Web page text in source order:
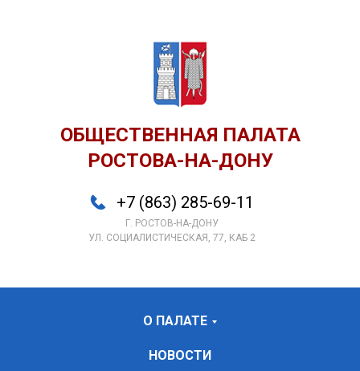
ОБЩЕСТВЕННАЯ ПАЛАТА
РОСТОВА-НА-ДОНУ
+7 (863) 285-69-11
Г. РОСТОВ-НА-ДОНУ
УЛ. СОЦИАЛИСТИЧЕСКАЯ, 77, КАБ 2
О ПАЛАТЕ
НОВОСТИ